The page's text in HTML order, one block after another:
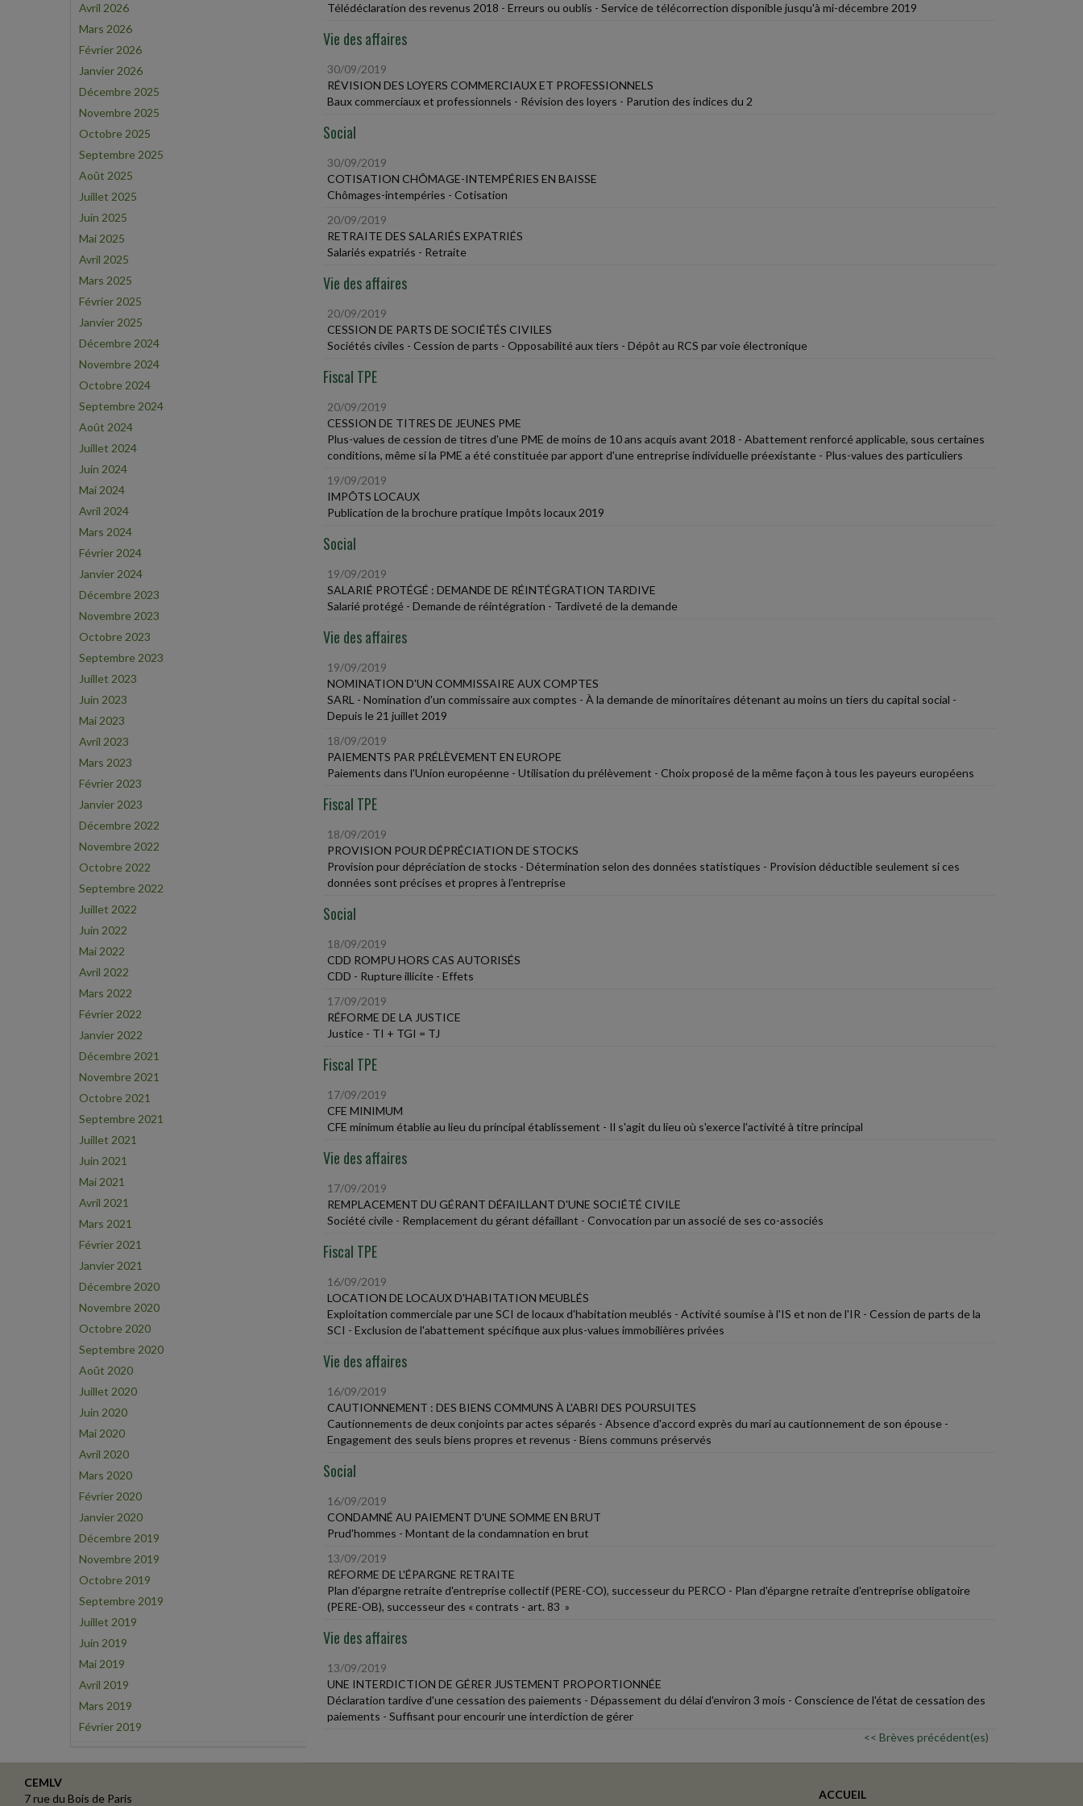
Avril 2026
Mars 2026
Février 2026
Janvier 2026
Décembre 2025
Novembre 2025
Octobre 2025
Septembre 2025
Août 2025
Juillet 2025
Juin 2025
Mai 2025
Avril 2025
Mars 2025
Février 2025
Janvier 2025
Décembre 2024
Novembre 2024
Octobre 2024
Septembre 2024
Août 2024
Juillet 2024
Juin 2024
Mai 2024
Avril 2024
Mars 2024
Février 2024
Janvier 2024
Décembre 2023
Novembre 2023
Octobre 2023
Septembre 2023
Juillet 2023
Juin 2023
Mai 2023
Avril 2023
Mars 2023
Février 2023
Janvier 2023
Décembre 2022
Novembre 2022
Octobre 2022
Septembre 2022
Juillet 2022
Juin 2022
Mai 2022
Avril 2022
Mars 2022
Février 2022
Janvier 2022
Décembre 2021
Novembre 2021
Octobre 2021
Septembre 2021
Juillet 2021
Juin 2021
Mai 2021
Avril 2021
Mars 2021
Février 2021
Janvier 2021
Décembre 2020
Novembre 2020
Octobre 2020
Septembre 2020
Août 2020
Juillet 2020
Juin 2020
Mai 2020
Avril 2020
Mars 2020
Février 2020
Janvier 2020
Décembre 2019
Novembre 2019
Octobre 2019
Septembre 2019
Juillet 2019
Juin 2019
Mai 2019
Avril 2019
Mars 2019
Février 2019
Télédéclaration des revenus 2018 - Erreurs ou oublis - Service de télécorrection disponible jusqu'à mi-décembre 2019
Vie des affaires
30/09/2019
RÉVISION DES LOYERS COMMERCIAUX ET PROFESSIONNELS
Baux commerciaux et professionnels - Révision des loyers - Parution des indices du 2
Social
30/09/2019
COTISATION CHÔMAGE-INTEMPÉRIES EN BAISSE
Chômages-intempéries - Cotisation
20/09/2019
RETRAITE DES SALARIÉS EXPATRIÉS
Salariés expatriés - Retraite
Vie des affaires
20/09/2019
CESSION DE PARTS DE SOCIÉTÉS CIVILES
Sociétés civiles - Cession de parts - Opposabilité aux tiers - Dépôt au RCS par voie électronique
Fiscal TPE
20/09/2019
CESSION DE TITRES DE JEUNES PME
Plus-values de cession de titres d'une PME de moins de 10 ans acquis avant 2018 - Abattement renforcé applicable, sous certaines
conditions, même si la PME a été constituée par apport d'une entreprise individuelle préexistante - Plus-values des particuliers
19/09/2019
IMPÔTS LOCAUX
Publication de la brochure pratique Impôts locaux 2019
Social
19/09/2019
SALARIÉ PROTÉGÉ : DEMANDE DE RÉINTÉGRATION TARDIVE
Salarié protégé - Demande de réintégration - Tardiveté de la demande
Vie des affaires
19/09/2019
NOMINATION D'UN COMMISSAIRE AUX COMPTES
SARL - Nomination d'un commissaire aux comptes - À la demande de minoritaires détenant au moins un tiers du capital social -
Depuis le 21 juillet 2019
18/09/2019
PAIEMENTS PAR PRÉLÈVEMENT EN EUROPE
Paiements dans l'Union européenne - Utilisation du prélèvement - Choix proposé de la même façon à tous les payeurs européens
Fiscal TPE
18/09/2019
PROVISION POUR DÉPRÉCIATION DE STOCKS
Provision pour dépréciation de stocks - Détermination selon des données statistiques - Provision déductible seulement si ces
données sont précises et propres à l'entreprise
Social
18/09/2019
CDD ROMPU HORS CAS AUTORISÉS
CDD - Rupture illicite - Effets
17/09/2019
RÉFORME DE LA JUSTICE
Justice - TI + TGI = TJ
Fiscal TPE
17/09/2019
CFE MINIMUM
CFE minimum établie au lieu du principal établissement - Il s'agit du lieu où s'exerce l'activité à titre principal
Vie des affaires
17/09/2019
REMPLACEMENT DU GÉRANT DÉFAILLANT D'UNE SOCIÉTÉ CIVILE
Société civile - Remplacement du gérant défaillant - Convocation par un associé de ses co-associés
Fiscal TPE
16/09/2019
LOCATION DE LOCAUX D'HABITATION MEUBLÉS
Exploitation commerciale par une SCI de locaux d'habitation meublés - Activité soumise à l'IS et non de l'IR - Cession de parts de la
SCI - Exclusion de l'abattement spécifique aux plus-values immobilières privées
Vie des affaires
16/09/2019
CAUTIONNEMENT : DES BIENS COMMUNS À L'ABRI DES POURSUITES
Cautionnements de deux conjoints par actes séparés - Absence d'accord exprès du mari au cautionnement de son épouse -
Engagement des seuls biens propres et revenus - Biens communs préservés
Social
16/09/2019
CONDAMNÉ AU PAIEMENT D'UNE SOMME EN BRUT
Prud'hommes - Montant de la condamnation en brut
13/09/2019
RÉFORME DE L'ÉPARGNE RETRAITE
Plan d'épargne retraite d'entreprise collectif (PERE-CO), successeur du PERCO - Plan d'épargne retraite d'entreprise obligatoire
(PERE-OB), successeur des « contrats - art. 83 »
Vie des affaires
13/09/2019
UNE INTERDICTION DE GÉRER JUSTEMENT PROPORTIONNÉE
Déclaration tardive d'une cessation des paiements - Dépassement du délai d'environ 3 mois - Conscience de l'état de cessation des
paiements - Suffisant pour encourir une interdiction de gérer
<< Brèves précédent(es)
CEMLV
7 rue du Bois de Paris
ACCUEIL